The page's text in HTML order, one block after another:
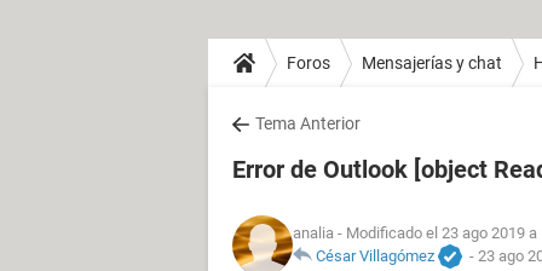
Foros Mensajerías y chat
Tema Anterior
Error de Outlook [object
analia - Modificado el 23 ago 2019 a
César Villagómez
- 23 ago